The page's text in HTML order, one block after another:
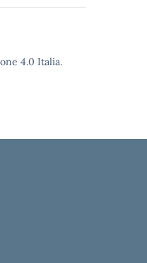
4.0 Italia.